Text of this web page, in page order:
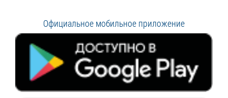
Официальное мобильное приложение